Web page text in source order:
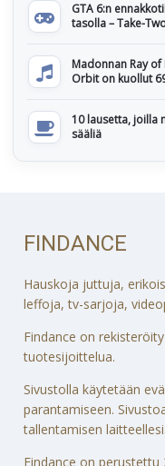
GTA 6:n
tasolla – Take-
Madonnan Ray
Orbit on kuollut
10 lausetta, joilla
sääliä
FINDANCE
Hauskoja juttuja,
leffoja, tv-sarjoja,
Findance on
tuotesijoittelua.
Sivustolla käytetään
parantamiseen.
tallentamisen
Findance on perustettu